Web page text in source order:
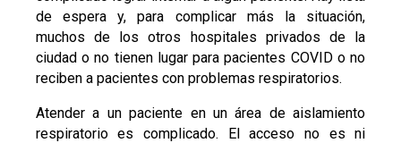
de espera y, para complicar más la situación,
muchos de los otros hospitales privados de la
ciudad o no tienen lugar para pacientes COVID o no
reciben a pacientes con problemas respiratorios.
Atender a un paciente en un área de aislamiento
respiratorio es complicado. El acceso no es ni